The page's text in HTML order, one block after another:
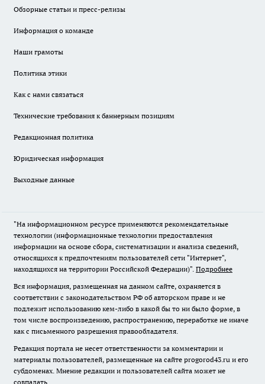
Обзорные статьи и пресс-релизы
Информация о команде
Наши грамоты
Политика этики
Как с нами связаться
Технические требования к баннерным позициям
Редакционная политика
Юридическая информация
Выходные данные
"На информационном ресурсе применяются рекомендательные
технологии (информационные технологии предоставления
информации на основе сбора, систематизации и анализа сведений,
относящихся к предпочтениям пользователей сети "Интернет",
находящихся на территории Российской Федерации)". Подробнее
Вся информация, размещенная на данном сайте, охраняется в
соответствии с законодательством РФ об авторском праве и не
подлежит использованию кем-либо в какой бы то ни было форме, в
том числе воспроизведению, распространению, переработке не иначе
как с письменного разрешения правообладателя.
Редакция портала не несет ответственности за комментарии и
материалы пользователей, размещенные на сайте progorod43.ru и его
субдоменах. Мнение редакции и пользователей сайта может не
совпадать.